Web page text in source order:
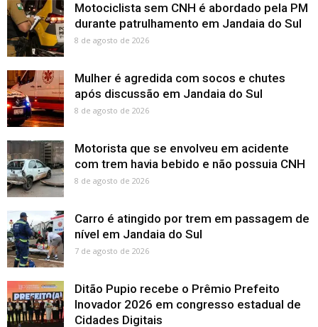
Motociclista sem CNH é abordado pela PM
durante patrulhamento em Jandaia do Sul
8 de agosto de 2026
Mulher é agredida com socos e chutes
após discussão em Jandaia do Sul
8 de agosto de 2026
Motorista que se envolveu em acidente
com trem havia bebido e não possuia CNH
8 de agosto de 2026
Carro é atingido por trem em passagem de
nível em Jandaia do Sul
7 de agosto de 2026
Ditão Pupio recebe o Prêmio Prefeito
Inovador 2026 em congresso estadual de
Cidades Digitais